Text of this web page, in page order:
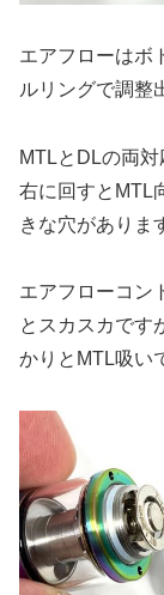
エアフローはボ
ルリングで調整
MTLとDLの両対
右に回すとMTL
きな穴がありま
エアフローコン
とスカスカです
かりとMTL吸い